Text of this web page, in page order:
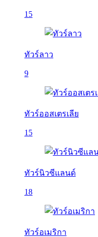
15
ทัวร์ลาว
9
ทัวร์ออสเตรเลีย
15
ทัวร์นิวซีแลนด์
18
ทัวร์อเมริกา